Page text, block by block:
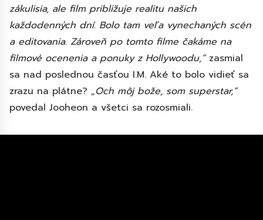
zákulisia, ale film približuje realitu našich
každodenných dní. Bolo tam veľa vynechaných scén
a editovania. Zároveň po tomto filme čakáme na
filmové ocenenia a ponuky z Hollywoodu,“zasmial
sa nad poslednou časťou I.M. Aké to bolo vidieť sa
zrazu na plátne? „Och môj bože, som superstar,“
povedal Jooheon a všetci sa rozosmiali.